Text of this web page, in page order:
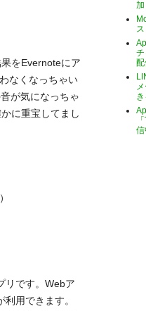
をEvernoteにア
なくなっちゃい
が気になっちゃ
に重宝してまし
リです。Webア
用できます。
加
ス
配
き
信